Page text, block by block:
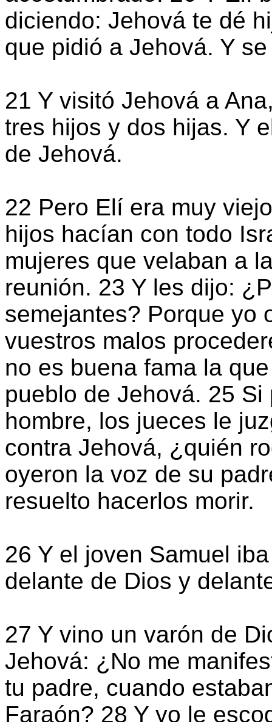
diciendo: Jehová te dé
que pidió a Jehová. Y
21 Y visitó Jehová a
tres hijos y dos hijas. Y
de Jehová.
22 Pero Elí era muy
hijos hacían con todo
mujeres que velaban a
reunión. 23 Y les dijo:
semejantes? Porque yo
vuestros malos
no es buena fama la
pueblo de Jehová. 25
hombre, los jueces le
contra Jehová, ¿quién
oyeron la voz de su
resuelto hacerlos morir.
26 Y el joven Samuel
delante de Dios y
27 Y vino un varón de
Jehová: ¿No me
tu padre, cuando
Faraón? 28 Y yo le